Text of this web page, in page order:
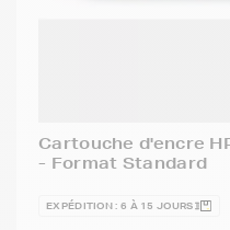
Cartouche d'encre
- Format Standard
EXPÉDITION : 6 À 15 JOURS